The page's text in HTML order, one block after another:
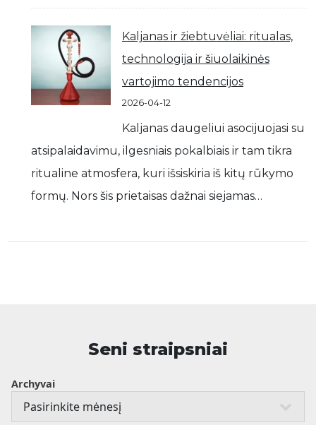
Kaljanas ir žiebtuvėliai: ritualas,
technologija ir šiuolaikinės
vartojimo tendencijos
2026-04-12
Kaljanas daugeliui asocijuojasi su
atsipalaidavimu, ilgesniais pokalbiais ir tam tikra
ritualine atmosfera, kuri išsiskiria iš kitų rūkymo
formų. Nors šis prietaisas dažnai siejamas…
Seni straipsniai
Archyvai